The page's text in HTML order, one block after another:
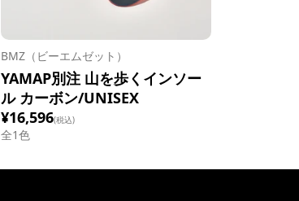
BMZ（ビーエムゼット）
YAMAP別注 山を歩くインソー
ル カーボン/UNISEX
¥16,596(税込)
全1色